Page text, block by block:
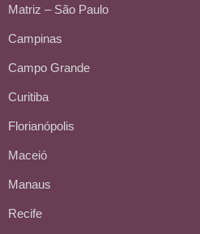
Matriz – São Paulo
Campinas
Campo Grande
Curitiba
Florianópolis
Maceió
Manaus
Recife